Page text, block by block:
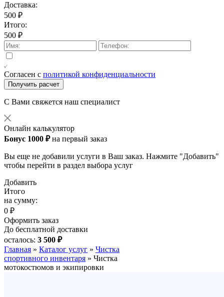
Доставка:
500 ₽
Итого:
500 ₽
Согласен с политикой конфиденциальности
Получить расчет
С Вами свяжется наш специалист
Онлайн калькулятор
Бонус 1000 ₽на первый заказ
Вы еще не добавили услуги в Ваш заказ. Нажмите "Добавить"
чтобы перейти в раздел выбора услуг
Добавить
Итого
на сумму:
0 ₽
Оформить заказ
До бесплатной доставки
осталось: 3 500 ₽
Главная » Каталог услуг » Чистка
спортивного инвентаря » Чистка
мотокостюмов и экипировки